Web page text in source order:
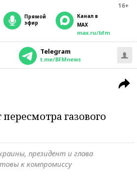
16+
прямой
эфир
Канал в
MAX
max.ru/bfm
Telegram
t.me/BFMnews
газового
президент и глава
к компромиссу